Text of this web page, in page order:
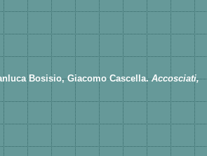
Bosisio, Giacomo Cascella.Accosciati,